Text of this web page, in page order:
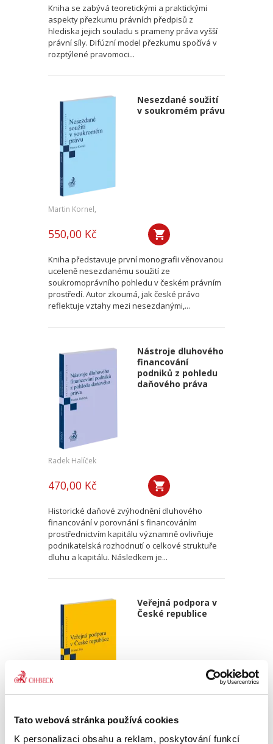
Tato webová stránka používá cookies
K personalizaci obsahu a reklam, poskytování funkcí
Kniha se zabývá teoretickými a praktickými
aspekty přezkumu právních předpisů z
hlediska jejich souladu s prameny práva vyšší
právní síly. Difúzní model přezkumu spočívá v
rozptýlené pravomoci...
Nesezdané soužití
v soukromém právu
Martin Kornel,
550,00 Kč
Kniha představuje první monografii věnovanou
uceleně nesezdanému soužití ze
soukromoprávního pohledu v českém právním
prostředí. Autor zkoumá, jak české právo
reflektuje vztahy mezi nesezdanými,...
Nástroje dluhového
financování
podniků z pohledu
daňového práva
Radek Halíček
470,00 Kč
Historické daňové zvýhodnění dluhového
financování v porovnání s financováním
prostřednictvím kapitálu významně ovlivňuje
podnikatelská rozhodnutí o celkové struktuře
dluhu a kapitálu. Následkem je...
Veřejná podpora v
České republice
340,00 Kč